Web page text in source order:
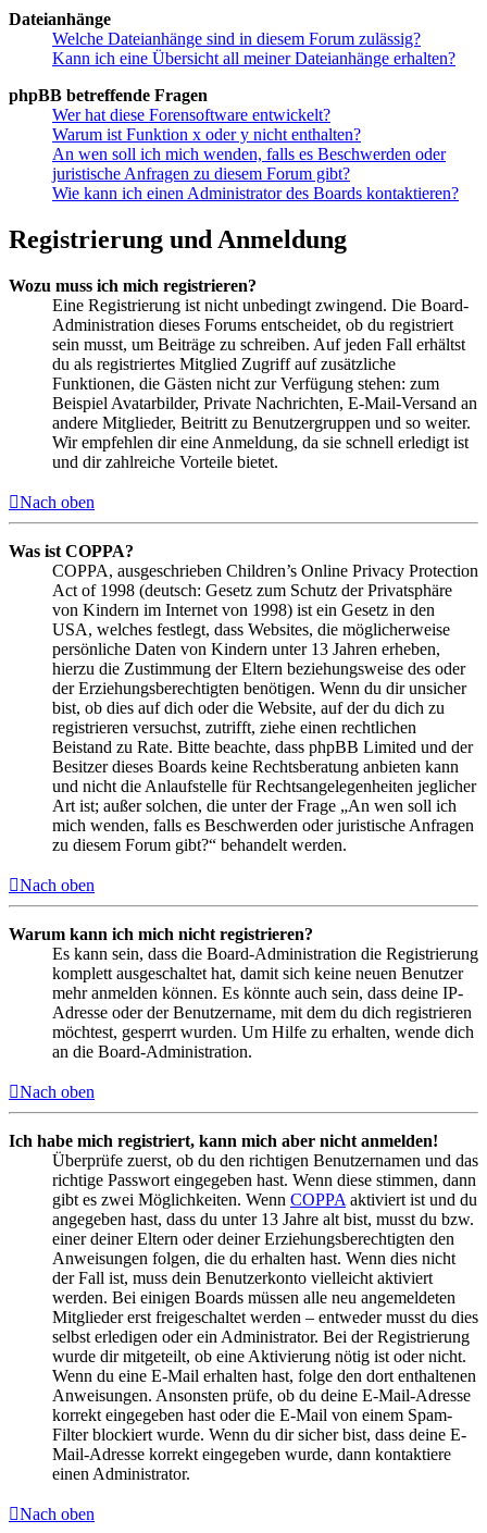
Dateianhänge
Welche Dateianhänge sind in diesem Forum zulässig?
Kann ich eine Übersicht all meiner Dateianhänge erhalten?
phpBB betreffende Fragen
Wer hat diese Forensoftware entwickelt?
Warum ist Funktion x oder y nicht enthalten?
An wen soll ich mich wenden, falls es Beschwerden oder
juristische Anfragen zu diesem Forum gibt?
Wie kann ich einen Administrator des Boards kontaktieren?
Registrierung und Anmeldung
Wozu muss ich mich registrieren?
Eine Registrierung ist nicht unbedingt zwingend. Die Board-
Administration dieses Forums entscheidet, ob du registriert
sein musst, um Beiträge zu schreiben. Auf jeden Fall erhältst
du als registriertes Mitglied Zugriff auf zusätzliche
Funktionen, die Gästen nicht zur Verfügung stehen: zum
Beispiel Avatarbilder, Private Nachrichten, E-Mail-Versand an
andere Mitglieder, Beitritt zu Benutzergruppen und so weiter.
Wir empfehlen dir eine Anmeldung, da sie schnell erledigt ist
und dir zahlreiche Vorteile bietet.
Nach oben
Was ist COPPA?
COPPA, ausgeschrieben Children’s Online Privacy Protection
Act of 1998 (deutsch: Gesetz zum Schutz der Privatsphäre
von Kindern im Internet von 1998) ist ein Gesetz in den
USA, welches festlegt, dass Websites, die möglicherweise
persönliche Daten von Kindern unter 13 Jahren erheben,
hierzu die Zustimmung der Eltern beziehungsweise des oder
der Erziehungsberechtigten benötigen. Wenn du dir unsicher
bist, ob dies auf dich oder die Website, auf der du dich zu
registrieren versuchst, zutrifft, ziehe einen rechtlichen
Beistand zu Rate. Bitte beachte, dass phpBB Limited und der
Besitzer dieses Boards keine Rechtsberatung anbieten kann
und nicht die Anlaufstelle für Rechtsangelegenheiten jeglicher
Art ist; außer solchen, die unter der Frage „An wen soll ich
mich wenden, falls es Beschwerden oder juristische Anfragen
zu diesem Forum gibt?“ behandelt werden.
Nach oben
Warum kann ich mich nicht registrieren?
Es kann sein, dass die Board-Administration die Registrierung
komplett ausgeschaltet hat, damit sich keine neuen Benutzer
mehr anmelden können. Es könnte auch sein, dass deine IP-
Adresse oder der Benutzername, mit dem du dich registrieren
möchtest, gesperrt wurden. Um Hilfe zu erhalten, wende dich
an die Board-Administration.
Nach oben
Ich habe mich registriert, kann mich aber nicht anmelden!
Überprüfe zuerst, ob du den richtigen Benutzernamen und das
richtige Passwort eingegeben hast. Wenn diese stimmen, dann
gibt es zwei Möglichkeiten. Wenn COPPA aktiviert ist und du
angegeben hast, dass du unter 13 Jahre alt bist, musst du bzw.
einer deiner Eltern oder deiner Erziehungsberechtigten den
Anweisungen folgen, die du erhalten hast. Wenn dies nicht
der Fall ist, muss dein Benutzerkonto vielleicht aktiviert
werden. Bei einigen Boards müssen alle neu angemeldeten
Mitglieder erst freigeschaltet werden – entweder musst du dies
selbst erledigen oder ein Administrator. Bei der Registrierung
wurde dir mitgeteilt, ob eine Aktivierung nötig ist oder nicht.
Wenn du eine E-Mail erhalten hast, folge den dort enthaltenen
Anweisungen. Ansonsten prüfe, ob du deine E-Mail-Adresse
korrekt eingegeben hast oder die E-Mail von einem Spam-
Filter blockiert wurde. Wenn du dir sicher bist, dass deine E-
Mail-Adresse korrekt eingegeben wurde, dann kontaktiere
einen Administrator.
Nach oben